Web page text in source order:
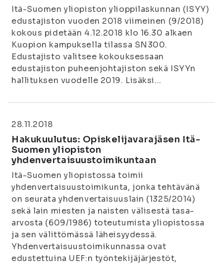
Itä-Suomen yliopiston ylioppilaskunnan (ISYY)
edustajiston vuoden 2018 viimeinen (9/2018)
kokous pidetään 4.12.2018 klo 16.30 alkaen
Kuopion kampuksella tilassa SN300.
Edustajisto valitsee kokouksessaan
edustajiston puheenjohtajiston sekä ISYYn
hallituksen vuodelle 2019. Lisäksi...
28.11.2018
Hakukuulutus: Opiskelijavarajäsen Itä-
Suomen yliopiston
yhdenvertaisuustoimikuntaan
Itä-Suomen yliopistossa toimii
yhdenvertaisuustoimikunta, jonka tehtävänä
on seurata yhdenvertaisuuslain (1325/2014)
sekä lain miesten ja naisten välisestä tasa-
arvosta (609/1986) toteutumista yliopistossa
ja sen välittömässä läheisyydessä.
Yhdenvertaisuustoimikunnassa ovat
edustettuina UEF:n työntekijäjärjestöt,